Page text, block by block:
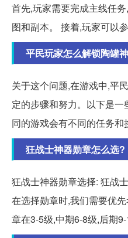
首先,玩家需要完成主线任
图和副本。 接着,玩家可以
平民玩家怎么解锁陶罐
关于这个问题,在游戏中,平
定的步骤和努力。以下是
同的游戏会有不同的任务和
狂战士神器勋章怎么选?
狂战士神器勋章选择: 狂战
在选择勋章时,我们需要优
章在3-5级,中期6-8级,后期9-